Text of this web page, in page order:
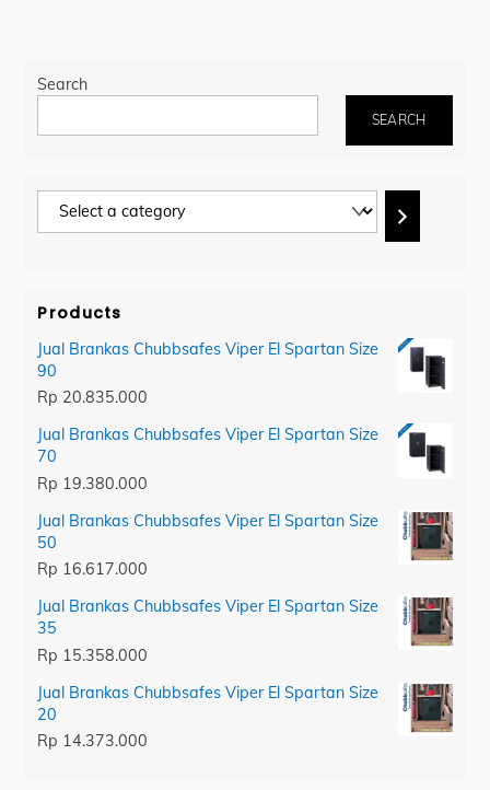
Search
SEARCH
Select
Products
Jual Brankas Chubbsafes Viper El Spartan Size
90
Rp 20.835.000
Jual Brankas Chubbsafes Viper El Spartan Size
70
Rp 19.380.000
Jual Brankas Chubbsafes Viper El Spartan Size
50
Rp 16.617.000
Jual Brankas Chubbsafes Viper El Spartan Size
35
Rp 15.358.000
Jual Brankas Chubbsafes Viper El Spartan Size
20
Rp 14.373.000